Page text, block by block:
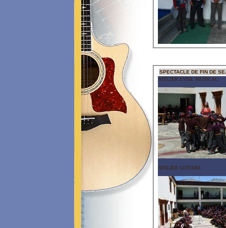
SPECTACLE DE FIN DE
ATELIER EVEIL MUSICAL
ATELIER GUITARE